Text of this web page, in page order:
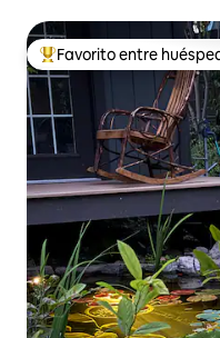
Favorito entre
Favorito entre